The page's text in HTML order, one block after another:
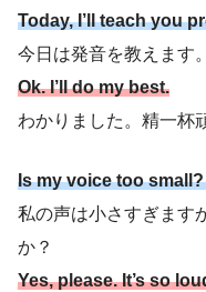
Today, I’ll teach you
今日は発音を教えます
Ok. I’ll do my best.
わかりました。精一杯
Is my voice too
私の声は小さすぎます
か？
Yes, please. It’s so